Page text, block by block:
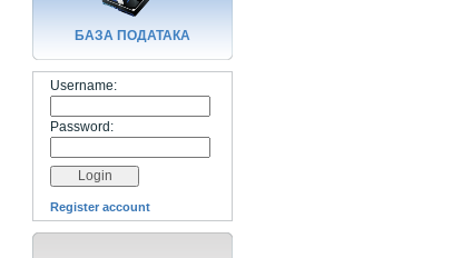
БАЗA ПОДАТАКА
Username:
Password:
Register account